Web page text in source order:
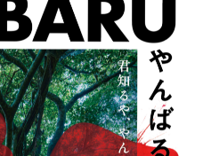
ロン」をウェルカム
【2